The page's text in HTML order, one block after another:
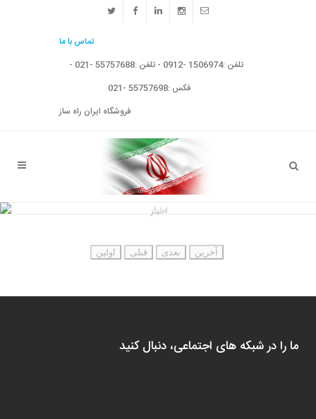
تماس با ما
تلفن :1506974 -0912 - تلفن :55757688 -021 -
فکس :55757698 -021
فروشگاه ایران راه ساز
اخبار
ما را در شبکه های اجتماعی، دنبال کنید